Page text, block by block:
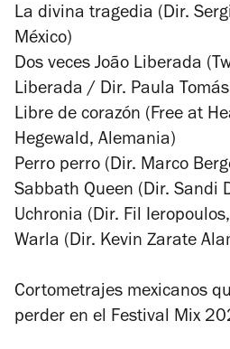
La divina tragedia (Dir.
México)
Dos veces João Liberada
Liberada / Dir. Paula
Libre de corazón (Free at
Hegewald, Alemania)
Perro perro (Dir. Marco
Sabbath Queen (Dir. Sandi
Uchronia (Dir. Fil
Warla (Dir. Kevin Zarate
Cortometrajes mexicanos
perder en el Festival Mix